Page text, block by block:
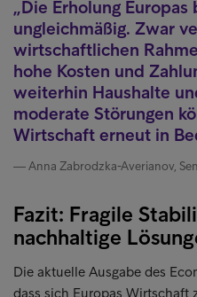
Die Erholung
ungleichmäßig. Zwar
wirtschaftlichen
hohe Kosten und
weiterhin Haushalte
moderate Störungen
Wirtschaft erneut in
Anna Zabrodzka-Averianov,
Fazit: Fragile
nachhaltige
Die aktuelle Ausgabe des
dass sich Europas Wirtschaft